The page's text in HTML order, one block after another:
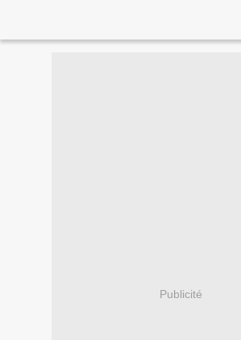
Publicité